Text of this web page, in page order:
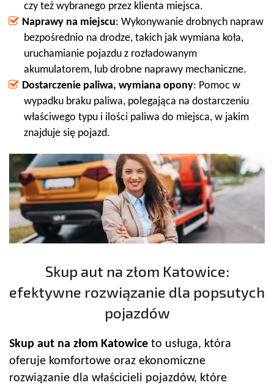
czy też wybranego przez klienta miejsca.
Naprawy na miejscu: Wykonywanie drobnych napraw
bezpośrednio na drodze, takich jak wymiana koła,
uruchamianie pojazdu z rozładowanym
akumulatorem, lub drobne naprawy mechaniczne.
Dostarczenie paliwa, wymiana opony: Pomoc w
wypadku braku paliwa, polegająca na dostarczeniu
właściwego typu i ilości paliwa do miejsca, w jakim
znajduje się pojazd.
Skup aut na złom Katowice:
efektywne rozwiązanie dla popsutych
pojazdów
Skup aut na złom Katowice to usługa, która
oferuje komfortowe oraz ekonomiczne
rozwiązanie dla właścicieli pojazdów, które